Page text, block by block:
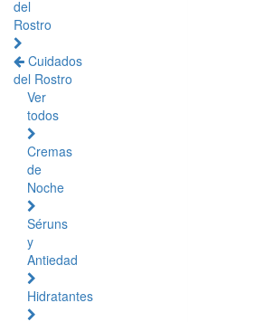
del
Rostro
Cuidados
del Rostro
Ver
todos
Cremas
de
Noche
Séruns
y
Antiedad
Hidratantes